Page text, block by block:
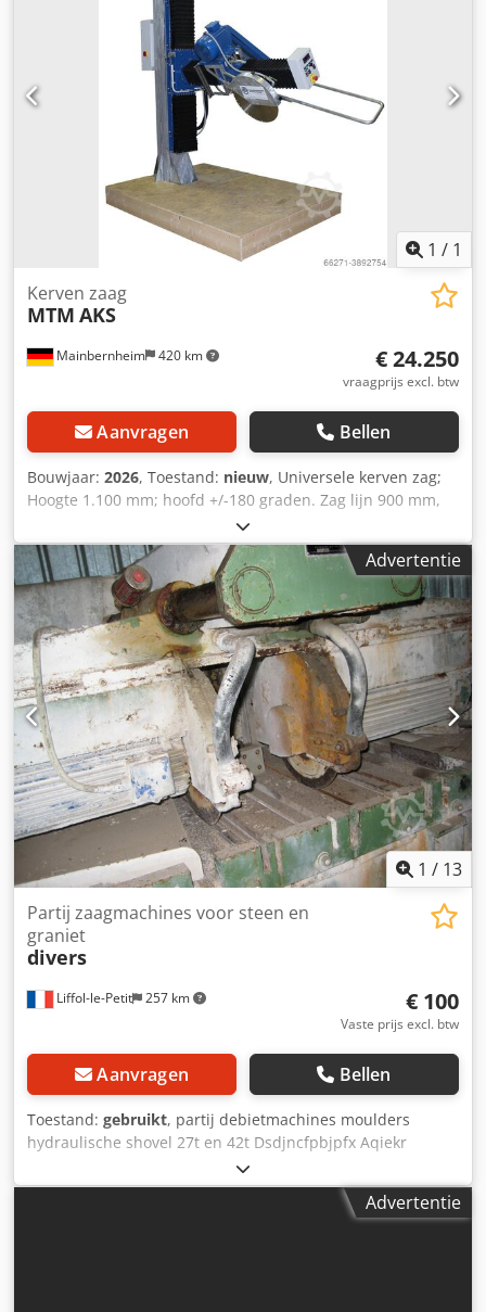
1 / 1
Mainbernheim 420 km
Kerven zaag
MTM AKS
€ 24.250
vraagprijs excl. btw
Aanvragen Bellen
Bouwjaar: 2026, Toestand: nieuw, Universele kerven zag;
Hoogte 1.100 mm; hoofd +/-180 graden. Zag lijn 900 mm,
diameter van de blade 500 mm Dksdpfxod A Huwj Aqisr
Advertentie
1 / 13
Liffol-le-Petit 257 km
Partij zaagmachines voor steen en
graniet
divers
€ 100
Vaste prijs excl. btw
Aanvragen Bellen
Toestand: gebruikt, partij debietmachines moulders
hydraulische shovel 27t en 42t Dsdjncfpbjpfx Aqiekr
polijstmachine capaciteit 600mm tot 2000mm verticale en
horizontale slitter blokmaat 2000 x 1800 3 punts shovel etc
ca 300 ton te bespreken laden op vrachtwagenAdvertentie